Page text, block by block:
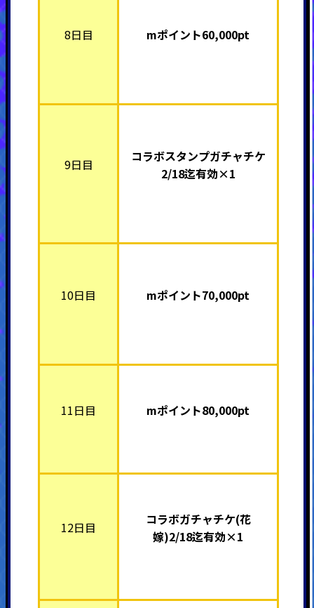
8日目 mポイント60,000pt
9日目
コラボスタンプガチャチケ
2/18迄有効×1
10日目 mポイント70,000pt
11日目 mポイント80,000pt
12日目
コラボガチャチケ(花
嫁)2/18迄有効×1